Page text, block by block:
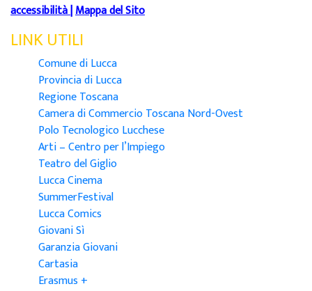
accessibilità|Mappa del Sito
LINK UTILI
Comune di Lucca
Provincia di Lucca
Regione Toscana
Camera di Commercio Toscana Nord-Ovest
Polo Tecnologico Lucchese
Arti – Centro per l’Impiego
Teatro del Giglio
Lucca Cinema
SummerFestival
Lucca Comics
Giovani Sì
Garanzia Giovani
Cartasia
Erasmus +